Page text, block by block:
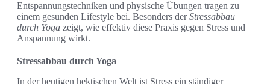
Entspannungstechniken und physische Übungen tragen zu
einem gesunden Lifestyle bei. Besonders derStressabbau
durch Yoga zeigt, wie effektiv diese Praxis gegen Stress und
Anspannung wirkt.
Stressabbau durch Yoga
In der heutigen hektischen Welt ist Stress ein ständiger